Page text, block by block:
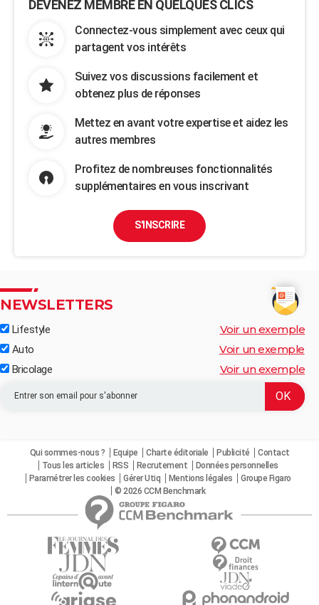
DEVENEZ MEMBRE EN QUELQUES CLICS
Connectez-vous simplement avec ceux qui
partagent vos intérêts
Suivez vos discussions facilement et
obtenez plus de réponses
Mettez en avant votre expertise et aidez les
autres membres
Profitez de nombreuses fonctionnalités
supplémentaires en vous inscrivant
S'INSCRIRE
NEWSLETTERS
Lifestyle Voir un exemple
Auto Voir un exemple
Bricolage Voir un exemple
Qui sommes-nous ? Equipe Charte éditoriale Publicité
Contact
Tous les articles
RSS Recrutement
Données personnelles
Paramétrer les cookies
Gérer Utiq Mentions légales
Groupe Figaro
© 2026 CCM Benchmark